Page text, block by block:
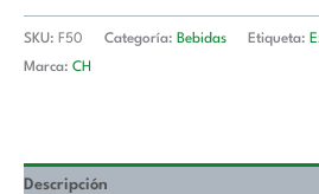
SKU: F50 Categoría: Bebidas Etiqueta:
Marca: CH
Descripción